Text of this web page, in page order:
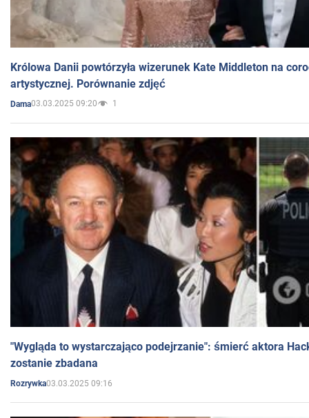
Królowa Danii powtórzyła wizerunek Kate Middleton na
artystycznej. Porównanie zdjęć
Dama03.03.2025 09:20 1
"Wygląda to wystarczająco podejrzanie": śmierć aktora
zostanie zbadana
Rozrywka03.03.2025 09:16